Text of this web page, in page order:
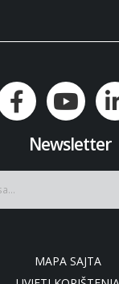
Newsletter
MAPA SAJTA